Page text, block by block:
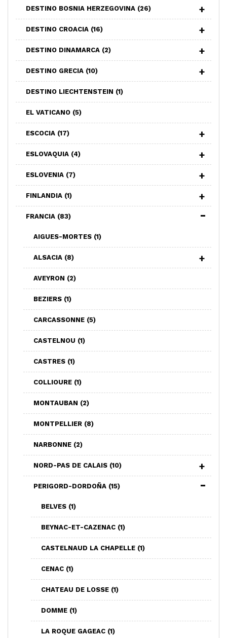
DESTINO BOSNIA HERZEGOVINA (26)
DESTINO CROACIA (16)
DESTINO DINAMARCA (2)
DESTINO GRECIA (10)
DESTINO LIECHTENSTEIN (1)
EL VATICANO (5)
ESCOCIA (17)
ESLOVAQUIA (4)
ESLOVENIA (7)
FINLANDIA (1)
FRANCIA (83)
AIGUES-MORTES (1)
ALSACIA (8)
AVEYRON (2)
BEZIERS (1)
CARCASSONNE (5)
CASTELNOU (1)
CASTRES (1)
COLLIOURE (1)
MONTAUBAN (2)
MONTPELLIER (8)
NARBONNE (2)
NORD-PAS DE CALAIS (10)
PERIGORD-DORDOÑA (15)
BELVES (1)
BEYNAC-ET-CAZENAC (1)
CASTELNAUD LA CHAPELLE (1)
CENAC (1)
CHATEAU DE LOSSE (1)
DOMME (1)
LA ROQUE GAGEAC (1)